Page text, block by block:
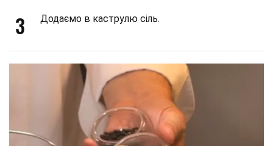
3 Додаємо в каструлю сіль.